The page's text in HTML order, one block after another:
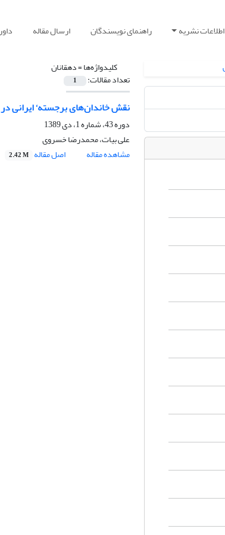
اطلاعات نشریه راهنمای نویسندگان ارسال مقاله
کلیدواژه‌ها =دهقانان
تعداد مقالات: 1
نقش خاندان‌های برجست‍ه‘‌ ایرانی
دوره 43، شماره 1، دی 1389
علی بیات، محمدرضا خسروی
مشاهده مقاله
اصل مقاله 2.42 M